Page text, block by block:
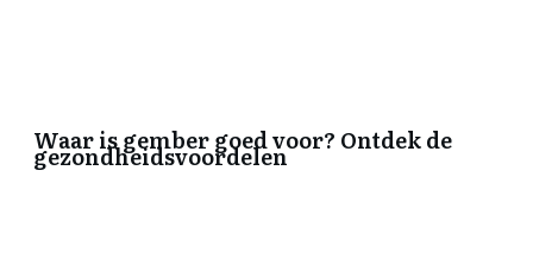
Waar is gember goed voor? Ontdek de
gezondheidsvoordelen